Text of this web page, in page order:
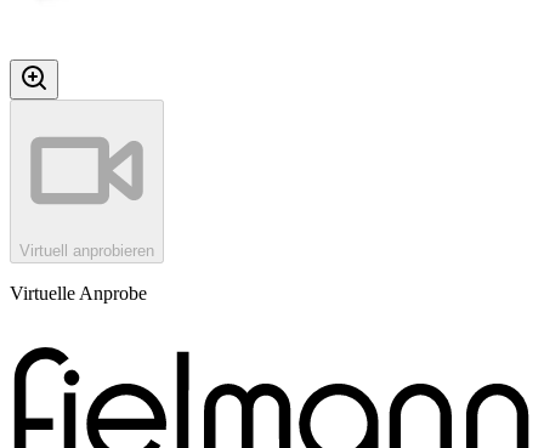
Virtuell anprobieren
Virtuelle Anprobe